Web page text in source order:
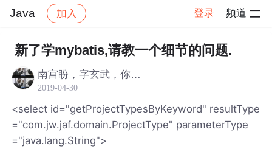
Java 加入 登录 频道
社区 Java 帖子详情
新了学mybatis,请教一个细节的问题.
南宫盼，字玄武，你老朋友
2019-04-30
<select id="getProjectTypesByKeyword" resultType
="com.jw.jaf.domain.ProjectType" parameterType
="java.lang.String">